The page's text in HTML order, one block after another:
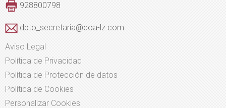
928800798
dpto_secretaria@coa-lz.com
Aviso Legal
Política de Privacidad
Política de Protección de datos
Política de Cookies
Personalizar Cookies